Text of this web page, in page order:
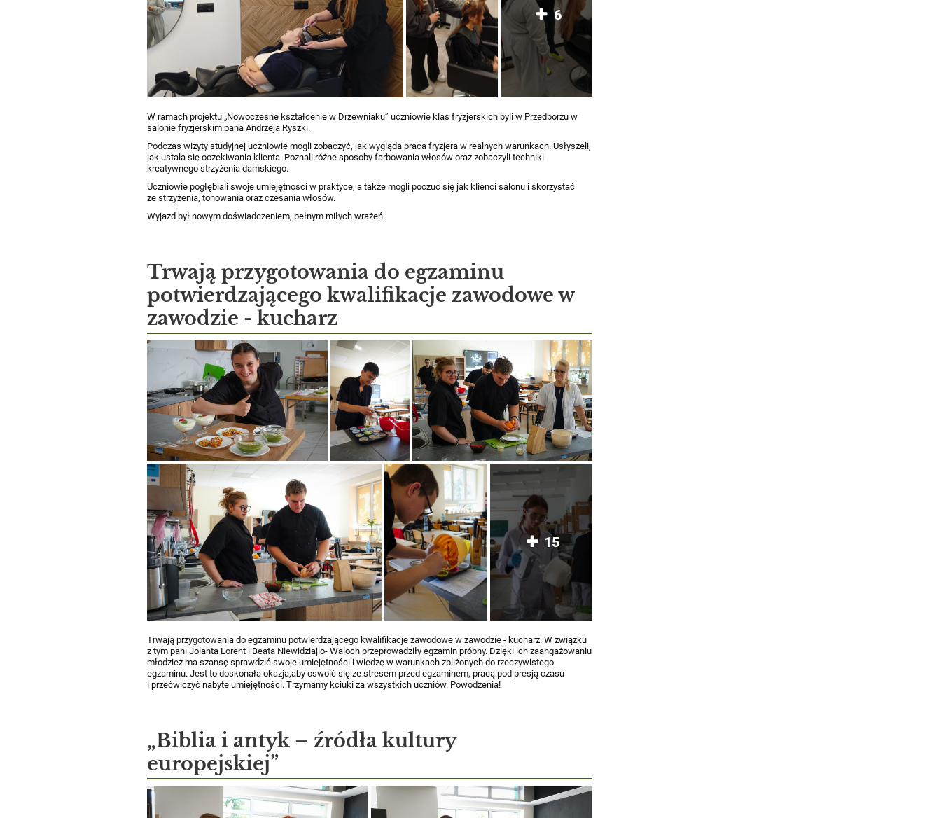
6
W ramach projektu „Nowoczesne kształcenie w Drzewniaku” uczniowie klas fryzjerskich byli w Przedborzu w
salonie fryzjerskim pana Andrzeja Ryszki.
Podczas wizyty studyjnej uczniowie mogli zobaczyć, jak wygląda praca fryzjera w realnych warunkach. Usłyszeli,
jak ustala się oczekiwania klienta. Poznali różne sposoby farbowania włosów oraz zobaczyli techniki
kreatywnego strzyżenia damskiego.
Uczniowie pogłębiali swoje umiejętności w praktyce, a także mogli poczuć się jak klienci salonu i skorzystać
ze strzyżenia, tonowania oraz czesania włosów.
Wyjazd był nowym doświadczeniem, pełnym miłych wrażeń.
Trwają przygotowania do egzaminu
potwierdzającego kwalifikacje zawodowe w
zawodzie - kucharz
15
Trwają przygotowania do egzaminu potwierdzającego kwalifikacje zawodowe w zawodzie - kucharz. W związku
z tym pani Jolanta Lorent i Beata Niewidziajlo- Waloch przeprowadziły egzamin próbny. Dzięki ich zaangażowaniu
młodzież ma szansę sprawdzić swoje umiejętności i wiedzę w warunkach zbliżonych do rzeczywistego
egzaminu. Jest to doskonała okazja,aby oswoić się ze stresem przed egzaminem, pracą pod presją czasu
i przećwiczyć nabyte umiejętności. Trzymamy kciuki za wszystkich uczniów. Powodzenia!
„Biblia i antyk – źródła kultury
europejskiej”